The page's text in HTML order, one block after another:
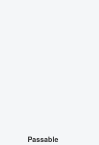
Passable